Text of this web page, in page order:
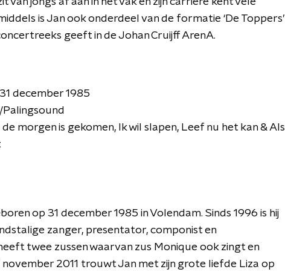
is Jan ook onderdeel van de formatie ‘De Toppers’
geeft in de Johan Cruijff ArenA.
31 december 1985
de morgen is gekomen, Ik wil slapen, Leef nu het kan & Als
op 31 december 1985 in Volendam. Sinds 1996 is hij
zanger, presentator, componist en
twee zussen waarvan zus Monique ook zingt en
november 2011 trouwt Jan met zijn grote liefde Liza op